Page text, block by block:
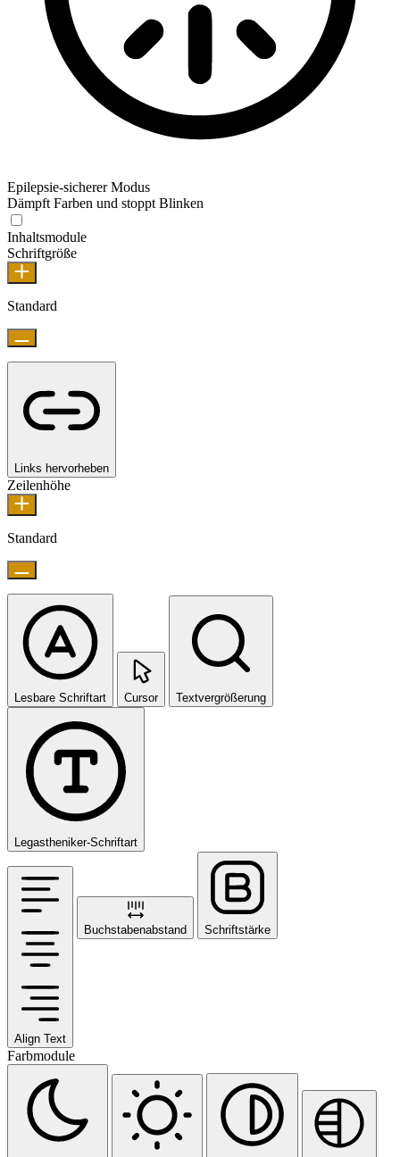
Epilepsie-sicherer Modus
Dämpft Farben und stoppt Blinken
Inhaltsmodule
Schriftgröße
Standard
Links hervorheben
Zeilenhöhe
Standard
Lesbare Schriftart Cursor Textvergrößerung
Legastheniker-Schriftart
Align Text
Buchstabenabstand Schriftstärke
Farbmodule